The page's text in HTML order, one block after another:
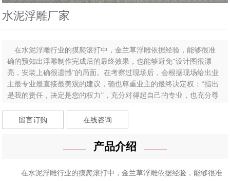
水泥浮雕厂家
在水泥浮雕行业的摸爬滚打中，金兰草浮雕依据经验，能够很准
确的预知出浮雕制作完成后的最终效果，也能够避免“设计图很漂
亮，安装上确很遗憾”的局面。在考察过现场后，会根据现场给出业
主最专业最直接最美观的建议，确也尊重业主的最终决定权：“指出
是我的责任，决定是您的权力”，充分对得起自己的专业，也充分尊
留言订购
在线咨询
产品介绍
在水泥浮雕行业的摸爬滚打中，金兰草浮雕依据经验，能够很准